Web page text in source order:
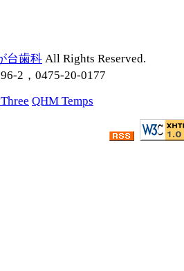
台歯科 All Rights Reserved.
2，0475-20-0177
QHM Temps